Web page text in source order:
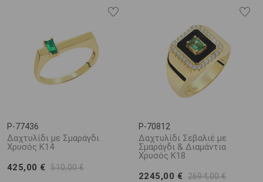
P-77436
Δαχτυλίδι με Σμαράγδι
Χρυσός Κ14
425,00 € 510,00 €
P-70812
Δαχτυλίδι Σεβαλιέ με
Σμαράγδι & Διαμάντια
Χρυσός Κ18
2245,00 € 2694,00 €